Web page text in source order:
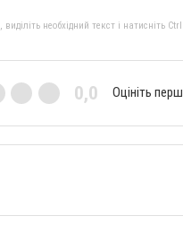
необхідний текст і натисніть
0,0 Оцініть